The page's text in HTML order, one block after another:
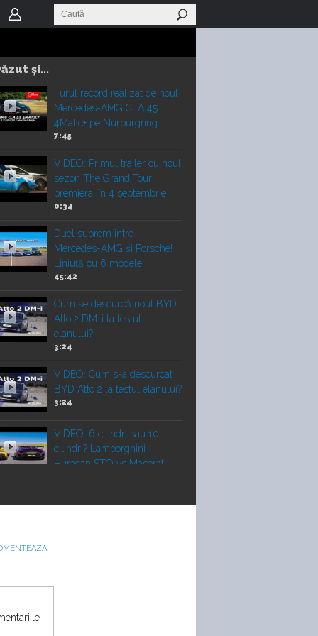
şi...
Turul record realizat de noul
Mercedes-AMG CLA 45
4Matic+ pe Nurburgring
7:45
VIDEO: Primul trailer cu noul
sezon The Grand Tour:
premiera, în 4 septembrie
0:34
Duel suprem între
Mercedes-AMG și Porsche!
Liniuță cu 6 modele
45:42
Cum se descurcă noul BYD
Atto 2 DM-i la testul
elanului?
3:24
VIDEO: Cum s-a descurcat
BYD Atto 2 la testul elanului?
3:24
VIDEO: 6 cilindri sau 10
cilindri? Lamborghini
Huracan STO vs Maserati